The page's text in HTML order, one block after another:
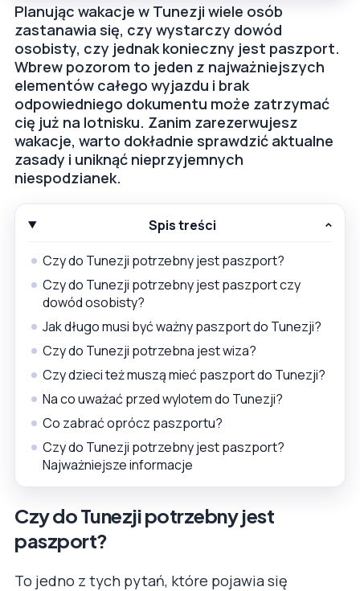
Planując wakacje w Tunezji wiele osób
zastanawia się, czy wystarczy dowód
osobisty, czy jednak konieczny jest paszport.
Wbrew pozorom to jeden z najważniejszych
elementów całego wyjazdu i brak
odpowiedniego dokumentu może zatrzymać
cię już na lotnisku. Zanim zarezerwujesz
wakacje, warto dokładnie sprawdzić aktualne
zasady i uniknąć nieprzyjemnych
niespodzianek.
Spis treści
Czy do Tunezji potrzebny jest paszport?
Czy do Tunezji potrzebny jest paszport czy
dowód osobisty?
Jak długo musi być ważny paszport do Tunezji?
Czy do Tunezji potrzebna jest wiza?
Czy dzieci też muszą mieć paszport do Tunezji?
Na co uważać przed wylotem do Tunezji?
Co zabrać oprócz paszportu?
Czy do Tunezji potrzebny jest paszport?
Najważniejsze informacje
Czy do Tunezji potrzebny jest
paszport?
To jedno z tych pytań, które pojawia się